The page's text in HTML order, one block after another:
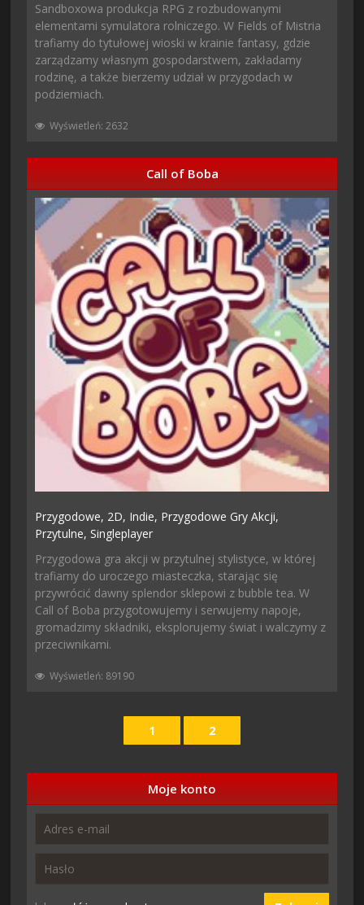
Sandboxowa produkcja RPG z rozbudowanymi
elementami symulatora rolniczego. W Fields of Mistria
trafiamy do tytułowej wioski w krainie fantasy, gdzie
zarządzamy własnym gospodarstwem, zakładamy
rodzinę, a także bierzemy udział w przygodach w
podziemiach.
Wyświetleń: 2632
Call of Boba
Przygodowe, 2D, Indie, Przygodowe Gry Akcji,
Przytulne,Singleplayer
Przygodowa gra akcji w przytulnej stylistyce, w której
trafiamy do uroczego miasteczka, starając się
przywrócić dawny splendor sklepowi z bubble tea. W
Call of Boba przygotowujemy i serwujemy napoje,
gromadzimy składniki, eksplorujemy świat i walczymy z
przeciwnikami.
Wyświetleń: 89190
1 2
Moje konto